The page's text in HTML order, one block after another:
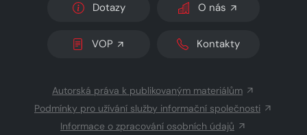
Dotazy O nás
VOP Kontakty
Autorská práva k publikovaným materiálům
Podmínky pro užívání služby informační společnosti
Informace o zpracování osobních údajů